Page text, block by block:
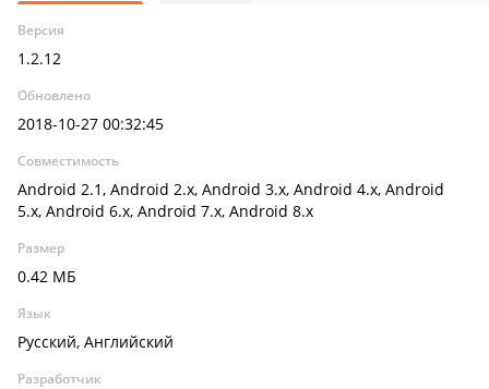
Версия
1.2.12
Обновлено
2018-10-27 00:32:45
Совместимость
Android 2.1, Android 2.x, Android 3.x, Android 4.x, Android
5.x, Android 6.x, Android 7.x, Android 8.x
Размер
0.42 МБ
Язык
Русский, Английский
Разработчик